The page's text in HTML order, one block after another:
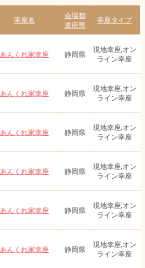
幸座名
会場都
道府県
幸座タイプ
あんくれ家幸座 静岡県
現地幸座,オン
ライン幸座
あんくれ家幸座 静岡県
現地幸座,オン
ライン幸座
あんくれ家幸座 静岡県
現地幸座,オン
ライン幸座
あんくれ家幸座 静岡県
現地幸座,オン
ライン幸座
あんくれ家幸座 静岡県
現地幸座,オン
ライン幸座
あんくれ家幸座 静岡県
現地幸座,オン
ライン幸座